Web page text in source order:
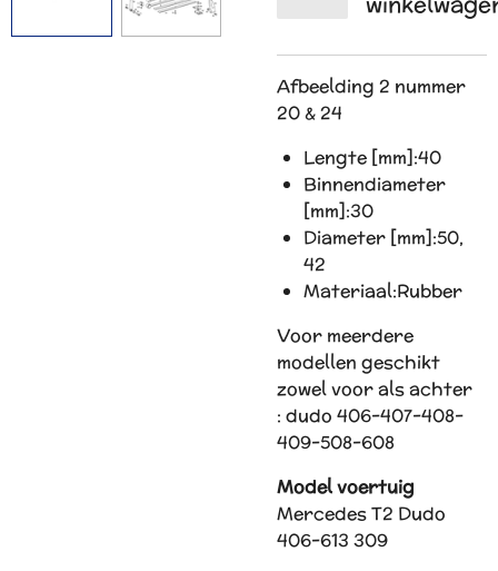
Afbeelding 2 nummer
20 & 24
Lengte [mm]:40
Binnendiameter
[mm]:30
Diameter [mm]:50,
42
Materiaal:Rubber
Voor meerdere
modellen geschikt
zowel voor als achter
: dudo 406-407-408-
409-508-608
Model voertuig
Mercedes T2 Dudo
406-613 309